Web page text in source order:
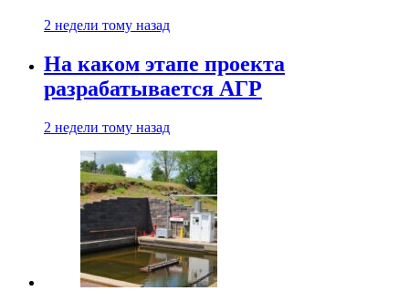
2 недели тому назад
На каком этапе проекта
разрабатывается АГР
2 недели тому назад